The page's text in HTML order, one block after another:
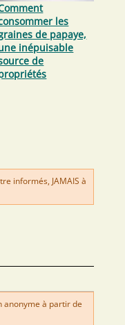
les
de papaye,
inépuisable
de
informés, JAMAIS à
anonyme à partir de